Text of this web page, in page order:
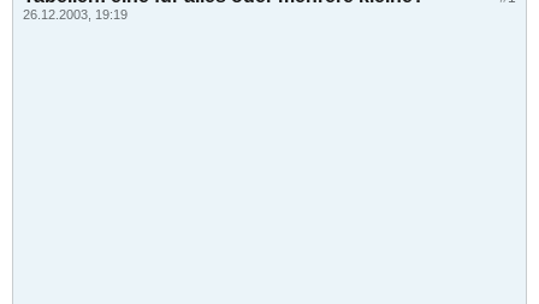
26.12.2003, 19:19